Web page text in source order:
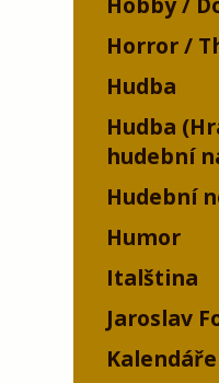
Horror /
Hudba
Hudba
hudební
Hudební
Humor
Italština
Jaroslav
Kalendáře